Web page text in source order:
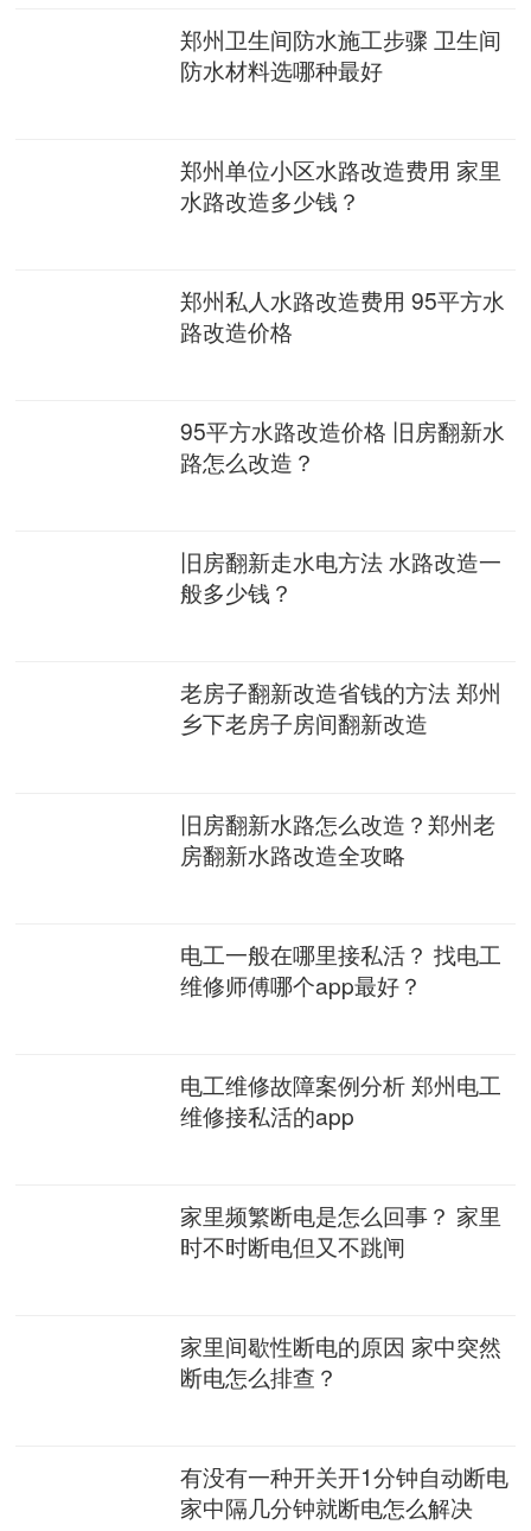
郑州卫生间防水施工步骤 卫生间
防水材料选哪种最好
郑州单位小区水路改造费用 家里
水路改造多少钱？
郑州私人水路改造费用 95平方水
路改造价格
95平方水路改造价格 旧房翻新水
路怎么改造？
旧房翻新走水电方法 水路改造一
般多少钱？
老房子翻新改造省钱的方法 郑州
乡下老房子房间翻新改造
旧房翻新水路怎么改造？郑州老
房翻新水路改造全攻略
电工一般在哪里接私活？ 找电工
维修师傅哪个app最好？
电工维修故障案例分析 郑州电工
维修接私活的app
家里频繁断电是怎么回事？ 家里
时不时断电但又不跳闸
家里间歇性断电的原因 家中突然
断电怎么排查？
有没有一种开关开1分钟自动断电
家中隔几分钟就断电怎么解决